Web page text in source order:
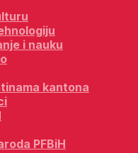
i nauku
kantona
PFBiH